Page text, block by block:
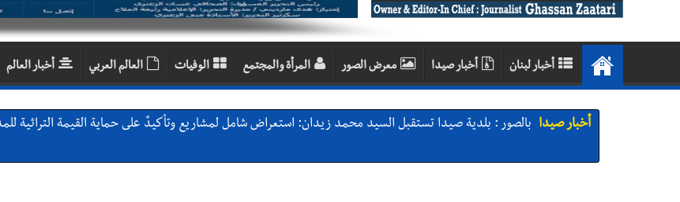
أخبار لبنان أخبار صيدا معرض الصور المرأة والمجتمع الوفيات العالم العربي أخبار العالم
أخبار صيدا بالصور : بلدية صيدا تستقبل السيد محمد زيدان: استعراض شامل لمشاريع وتأكيدٌ على حماية القيمة التراثية